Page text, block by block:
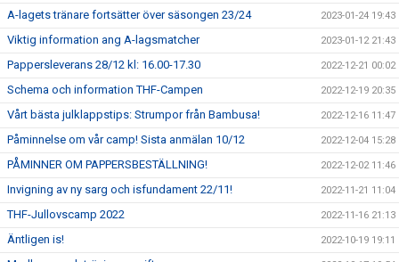
A-lagets tränare fortsätter över säsongen 23/24 2023-01-24 19:43
Viktig information ang A-lagsmatcher 2023-01-12 21:43
Pappersleverans 28/12 kl: 16.00-17.30 2022-12-21 00:02
Schema och information THF-Campen 2022-12-19 20:35
Vårt bästa julklappstips: Strumpor från Bambusa! 2022-12-16 11:47
Påminnelse om vår camp! Sista anmälan 10/12 2022-12-04 15:28
PÅMINNER OM PAPPERSBESTÄLLNING! 2022-12-02 11:46
Invigning av ny sarg och isfundament 22/11! 2022-11-21 11:04
THF-Jullovscamp 2022 2022-11-16 21:13
Äntligen is! 2022-10-19 19:11